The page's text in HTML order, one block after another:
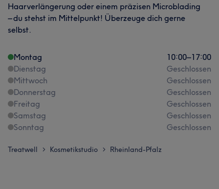
Haarverlängerung oder einem präzisen Microblading
– du stehst im Mittelpunkt! Überzeuge dich gerne
selbst.
Montag 10:00–17:00
Dienstag
Geschlossen
Mittwoch
Geschlossen
Donnerstag
Geschlossen
Freitag
Geschlossen
Samstag
Geschlossen
Sonntag
Geschlossen
Treatwell > Kosmetikstudio > Rheinland-Pfalz